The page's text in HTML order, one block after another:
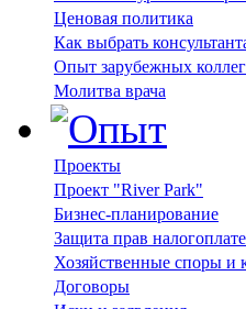
Ценовая политика
Как выбрать
Опыт зарубежных коллег
Молитва врача
Проекты
Проект "River Park"
Бизнес-планирование
Защита прав
Хозяйственные споры и
Договоры